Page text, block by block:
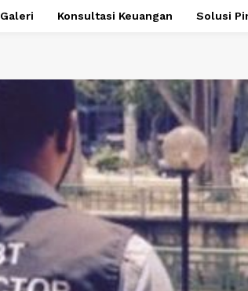
Galeri Konsultasi Keuangan Solusi